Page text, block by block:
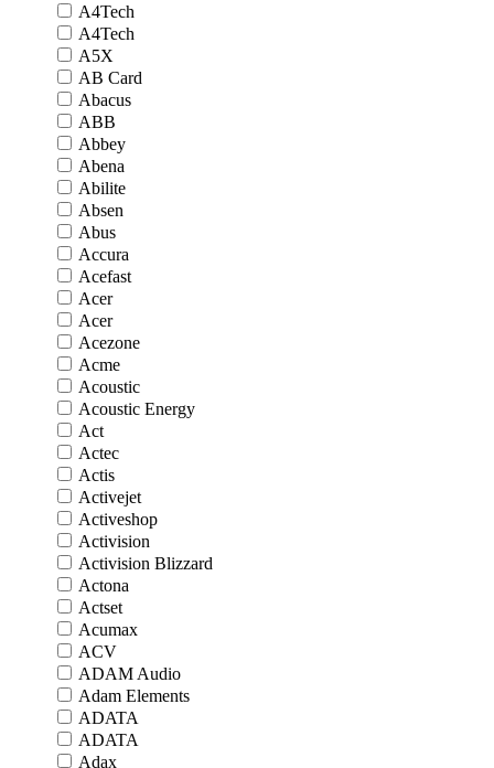
A4Tech
A4Tech
A5X
AB Card
Abacus
ABB
Abbey
Abena
Abilite
Absen
Abus
Accura
Acefast
Acer
Acer
Acezone
Acme
Acoustic
Acoustic Energy
Act
Actec
Actis
Activejet
Activeshop
Activision
Activision Blizzard
Actona
Actset
Acumax
ACV
ADAM Audio
Adam Elements
ADATA
ADATA
Adax